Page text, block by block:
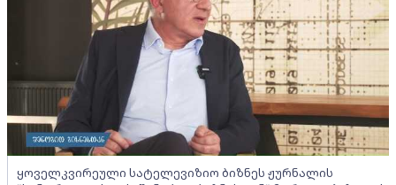
ყოველკვირეული სატელევიზიო ბიზნეს ჟურნალის